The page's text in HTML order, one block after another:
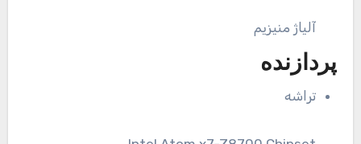
آلیاژ منیزیم
پردازنده
تراشه